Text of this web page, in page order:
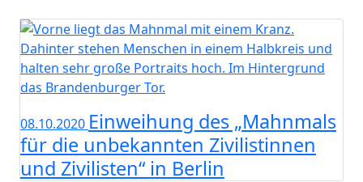
08.10.2020 Einweihung des „Mahnmals
für die unbekannten Zivilistinnen
und Zivilisten“ in Berlin